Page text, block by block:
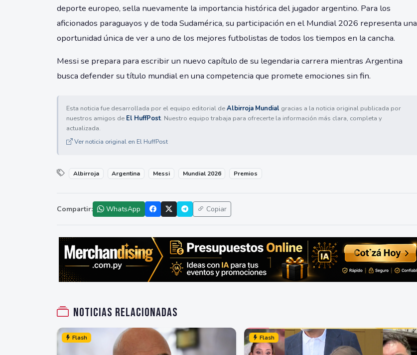
deporte europeo, sella nuevamente la importancia histórica del jugador argentino. Para los
aficionados paraguayos y de toda Sudamérica, su participación en el Mundial 2026 representa una
oportunidad única de ver a uno de los mejores futbolistas de todos los tiempos en la cancha.
Messi se prepara para escribir un nuevo capítulo de su legendaria carrera mientras Argentina
busca defender su título mundial en una competencia que promete emociones sin fin.
Esta noticia fue desarrollada por el equipo editorial deAlbirroja Mundial gracias a la noticia original publicada por
nuestros amigos de El HuffPost. Nuestro equipo trabaja para ofrecerte la información más clara, completa y
actualizada.
Ver noticia original en El HuffPost
Albirroja Argentina Messi Mundial 2026 Premios
Compartir: WhatsApp Copiar
Noticias relacionadas
Flash Flash